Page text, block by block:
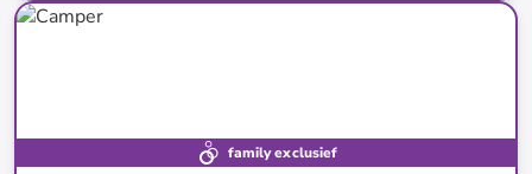
tot-51%*
family exclusief